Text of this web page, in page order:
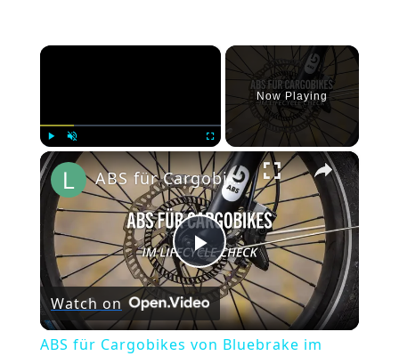
×
Play Unmute Fullscreen
Now Playing
×
Play
Video
ABS für Cargobikes von Bluebrake im lifeCYCLE Kurztest
Watch on
ABS für Cargobikes von Bluebrake im